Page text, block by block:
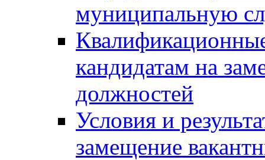
муниципальную
кандидатам на
должностей
Условия и
замещение